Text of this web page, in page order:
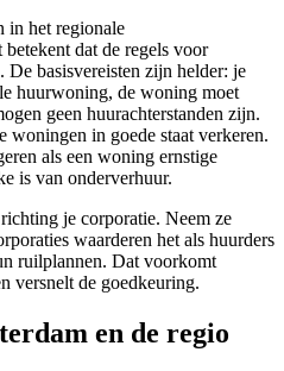
in het regionale
dat de regels voor
basisvereisten zijn helder: je
huurwoning, de woning moet
geen huurachterstanden zijn.
woningen in goede staat verkeren.
als een woning ernstige
is van onderverhuur.
je corporatie. Neem ze
waarderen het als huurders
ruilplannen. Dat voorkomt
versnelt de goedkeuring.
en de regio